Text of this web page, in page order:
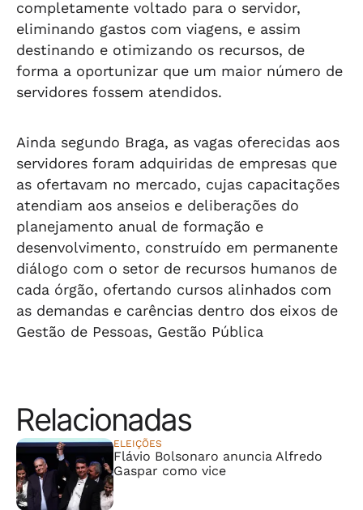
completamente voltado para o servidor,
eliminando gastos com viagens, e assim
destinando e otimizando os recursos, de
forma a oportunizar que um maior número de
servidores fossem atendidos.
Ainda segundo Braga, as vagas oferecidas aos
servidores foram adquiridas de empresas que
as ofertavam no mercado, cujas capacitações
atendiam aos anseios e deliberações do
planejamento anual de formação e
desenvolvimento, construído em permanente
diálogo com o setor de recursos humanos de
cada órgão, ofertando cursos alinhados com
as demandas e carências dentro dos eixos de
Gestão de Pessoas, Gestão Pública
Relacionadas
ELEIÇÕES
Flávio Bolsonaro anuncia Alfredo
Gaspar como vice